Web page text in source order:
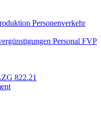
Personenverkehr
Personal FVP
822.21